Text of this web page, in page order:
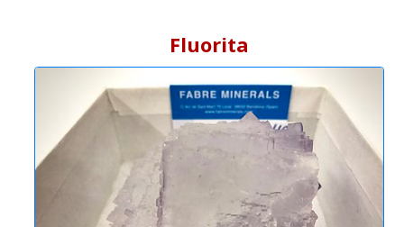
Fluorita